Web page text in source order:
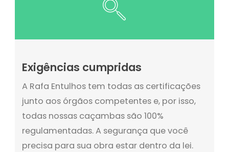
Exigências cumpridas
A Rafa Entulhos tem todas as certificações
junto aos órgãos competentes e, por isso,
todas nossas caçambas são 100%
regulamentadas. A segurança que você
precisa para sua obra estar dentro da lei.